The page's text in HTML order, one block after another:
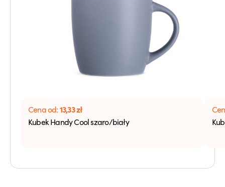
Cena od:13,33zł
Kubek Handy Cool szaro/biały